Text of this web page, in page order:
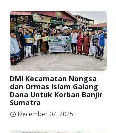
DMI Kecamatan Nongsa
dan Ormas Islam Galang
Dana Untuk Korban Banjir
Sumatra
December 07, 2025